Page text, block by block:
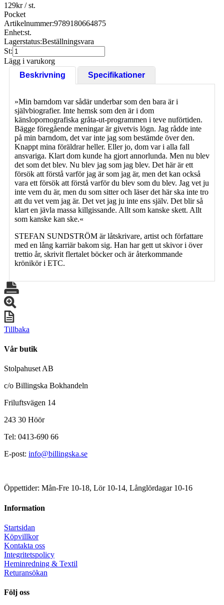
129kr/ st.
Pocket
Artikelnummer:9789180664875
Enhet:st.
Lagerstatus:Beställningsvara
St:
Lägg i varukorg
Beskrivning
Specifikationer
»Min barndom var sådär underbar som den bara är i
självbiografier. Inte hemsk som den är i dom
känslopornografiska gråta-ut-programmen i teve nuförtiden.
Bägge föregående meningar är givetvis lögn. Jag rådde inte
på min barndom, det var inte jag som bestämde över den.
Knappt mina föräldrar heller. Eller jo, dom var i alla fall
ansvariga. Klart dom kunde ha gjort annorlunda. Men nu blev
det som det blev. Nu blev jag som jag blev. Det här är ett
försök att förstå varför jag är som jag är, men det kan också
vara ett försök att förstå varför du blev som du blev. Jag vet ju
inte vem du är, men du som sitter och läser det här ska inte tro
att du vet vem jag är. Det vet jag ju inte ens själv. Det blir så
klart en jävla massa killgissande. Allt som kanske skett. Allt
som kanske kan ske.«
STEFAN SUNDSTRÖM är låtskrivare, artist och författare
med en lång karriär bakom sig. Han har gett ut skivor i över
trettio år, skrivit flertalet böcker och är återkommande
krönikör i ETC.
Tillbaka
Vår butik
Stolpahuset AB
c/o Billingska Bokhandeln
Friluftsvägen 14
243 30 Höör
Tel: 0413-690 66
E-post: info@billingska.se
Öppettider: Mån-Fre 10-18, Lör 10-14, Långlördagar 10-16
Information
Startsidan
Köpvillkor
Kontakta oss
Integritetspolicy
Heminredning & Textil
Returansökan
Följ oss